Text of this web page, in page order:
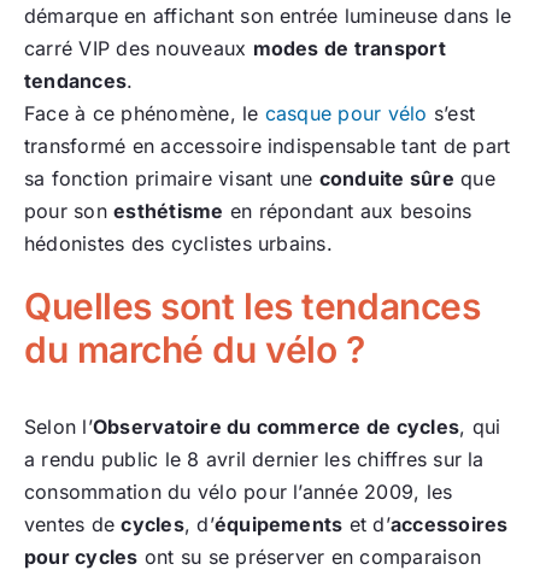
démarque en affichant son entrée lumineuse dans le
carré VIP des nouveaux modes de transport
tendances.
Face à ce phénomène, le casque pour vélo s’est
transformé en accessoire indispensable tant de part
sa fonction primaire visant une conduite sûre que
pour sonesthétisme en répondant aux besoins
hédonistes des cyclistes urbains.
Quelles sont les tendances
du marché du vélo ?
Selon l’Observatoire du commerce de cycles, qui
a rendu public le 8 avril dernier les chiffres sur la
consommation du vélo pour l’année 2009, les
ventes decycles, d’équipements et d’accessoires
pour cycles ont su se préserver en comparaison